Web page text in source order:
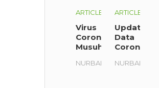
ARTICLE
Virus
Corona
Musuh
Manusia
NURBAITIHAIKAL
ARTICLE
Update
Data
Corona
di